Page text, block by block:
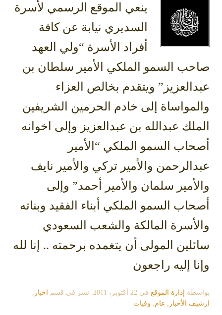
ينعي الموقع الرسمي لأسرة
السديري نيابة عن كافة
أفراد الأسرة “ولي العهد
صاحب السمو الملكي الأمير سلطان بن
عبدالعزيز” ويتقدم بخالص العزاء
والمواساة إلى خادم الحرمين الشريفين
الملك عبدالله بن عبدالعزيز وإلى اخوانه
أصحاب السمو الملكي “الأمير
عبدالرحمن والأمير تركي والأمير نايف
والأمير سلمان والأمير أحمد” وإلى
أصحاب السمو الملكي أبناء الفقيد وبناته
والأسرة المالكة والشعب السعودي
سائلين المولى أن يتغمده برحمته .. إنا لله
وإنا إليه راجعون
بواسطة إدارة الموقع في 22 أكتوبر، 2011 . نشر في قسم اخبار
ارشيف الأخبار
عام وفيات